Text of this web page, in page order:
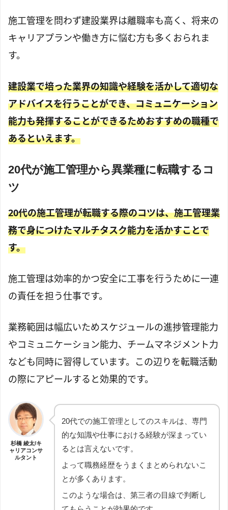
施工管理を問わず建設業界は離職率も高く、将来の
キャリアプランや働き方に悩む方も多くおられま
す。
建設業で培った業界の知識や経験を活かして適切な
アドバイスを行うことができ、コミュニケーション
能力も発揮することができるためおすすめの職種で
あるといえます。
20代が施工管理から異業種に転職するコ
ツ
20代の施工管理が転職する際のコツは、施工管理業
務で身につけたマルチタスク能力を活かすことで
す。
施工管理は効率的かつ安全に工事を行うために一連
の責任を担う仕事です。
業務範囲は幅広いためスケジュールの進捗管理能力
やコミュニケーション能力、チームマネジメント力
なども同時に習得しています。この辺りを転職活動
の際にアピールすると効果的です。
杉橋 綾太/キ
ャリアコンサ
ルタント
20代での施工管理としてのスキルは、専門
的な知識や仕事における経験が深まってい
るとは言えないです。
よって職務経歴をうまくまとめられないこ
とが多くあります。
このような場合は、第三者の目線で判断し